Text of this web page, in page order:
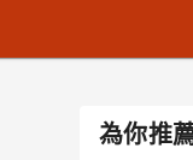
為你推